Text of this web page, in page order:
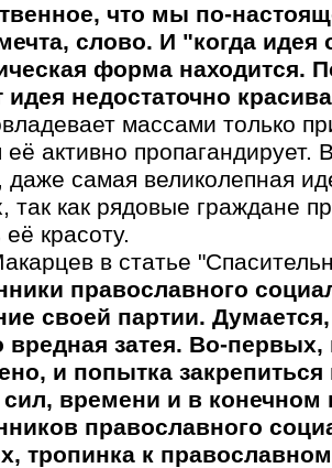
что мы по-
слово. И "когда
форма находится.
идея недостаточно
массами только
её активно пропагандирует.
самая великолепная
так как рядовые граждане
её красоту.
в статье
православного
своей партии.
вредная затея. Во-первых,
и попытка закрепиться
времени и в конечном
православного
тропинка к